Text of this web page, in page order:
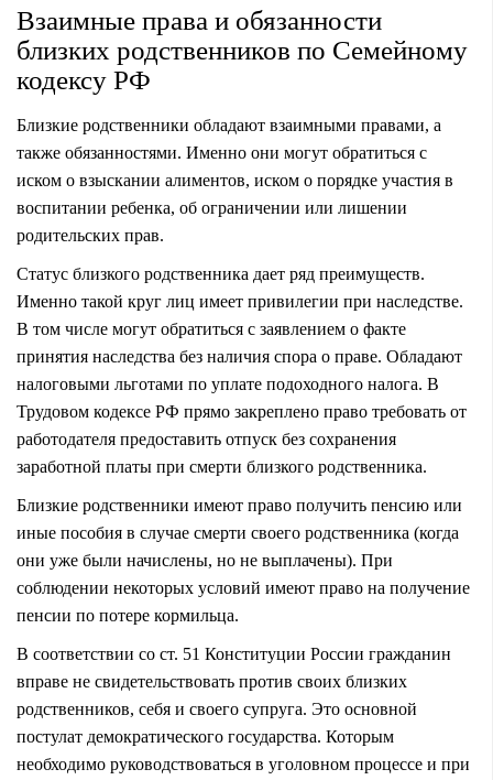
Взаимные права и обязанности
близких родственников по Семейному
кодексу РФ
Близкие родственники обладают взаимными правами, а
также обязанностями. Именно они могут обратиться с
иском о взыскании алиментов, иском о порядке участия в
воспитании ребенка, об ограничении или лишении
родительских прав.
Статус близкого родственника дает ряд преимуществ.
Именно такой круг лиц имеет привилегии при наследстве.
В том числе могут обратиться с заявлением о факте
принятия наследства без наличия спора о праве. Обладают
налоговыми льготами по уплате подоходного налога. В
Трудовом кодексе РФ прямо закреплено право требовать от
работодателя предоставить отпуск без сохранения
заработной платы при смерти близкого родственника.
Близкие родственники имеют право получить пенсию или
иные пособия в случае смерти своего родственника (когда
они уже были начислены, но не выплачены). При
соблюдении некоторых условий имеют право на получение
пенсии по потере кормильца.
В соответствии со ст. 51 Конституции России гражданин
вправе не свидетельствовать против своих близких
родственников, себя и своего супруга. Это основной
постулат демократического государства. Которым
необходимо руководствоваться в уголовном процессе и при